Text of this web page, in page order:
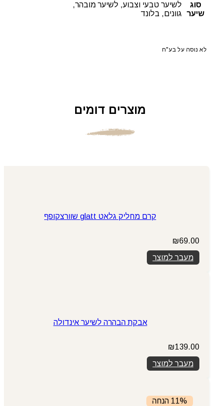
סוג
שיער
לשיער טבעי וצבוע, לשיער מובהר,
גוונים, בלונד
לא נוסה על בע"ח
מוצרים דומים
קרם מחליק גלאט glatt שוורצקופף
₪69.00
מעבר למוצר
אבקת הבהרה לשיער אינדולה
₪139.00
מעבר למוצר
11% הנחה